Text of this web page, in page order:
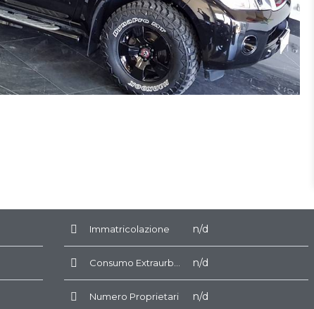
Immatricolazione n/d
Consumo Extraurbano n/d
Numero Proprietari n/d